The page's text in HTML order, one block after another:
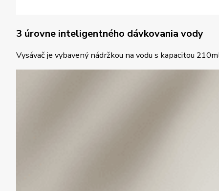
3 úrovne inteligentného dávkovania vody
Vysávač je vybavený nádržkou na vodu s kapacitou